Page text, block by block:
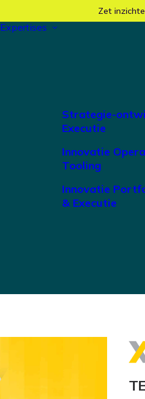
Zet
Expertises
Strategie-
Executie
Innovatie
Tooling
Innovatie
& Executie